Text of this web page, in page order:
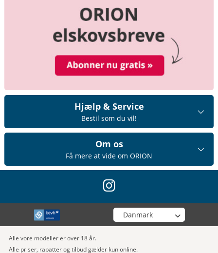
Hjælp & Service
Bestil som du vil!
Om os
Få mere at vide om ORION
instagram
Vælg din butik
Alle vore modeller er over 18 år.
Alle priser, rabatter og tilbud gælder kun online.